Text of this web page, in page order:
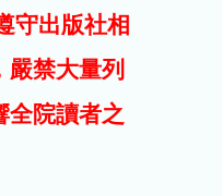
守出版社相
嚴禁大量列
全院讀者之